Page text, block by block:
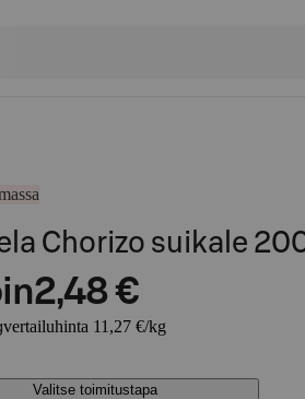
Chorizo suikale
2,48 €
vertailuhinta 11,27 €/kg
Valitse toimitustapa